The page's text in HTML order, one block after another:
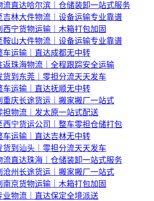
流直达哈尔滨｜仓储装卸一站式服务
吉林大件物流｜设备运输专业靠谱
西宁货物运输｜木箱打包加固
鞍山大件物流｜设备运输专业靠谱
车运输｜直达成都无中转
返珠海物流｜全程跟踪安全运输
货到东莞｜零担分流天天发车
车运输｜直达抚顺无中转
重庆长途货运｜搬家搬厂一站式
担物流｜发太原一站式配送
西宁货运公司｜整车零担仓储打包
车运输｜直达吉林无中转
货到汕头｜零担分流天天发车
流直达珠海｜仓储装卸一站式服务
沧州长途货运｜搬家搬厂一站式
南京货物运输｜木箱打包加固
业物流｜直达保定全境派送